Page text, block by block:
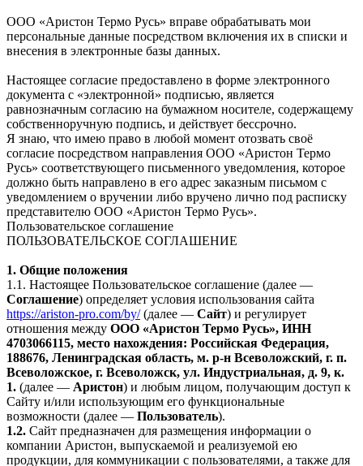
ООО «Аристон Термо Русь» вправе обрабатывать мои
персональные данные посредством включения их в списки и
внесения в электронные базы данных.
Настоящее согласие предоставлено в форме электронного
документа с «электронной» подписью, является
равнозначным согласию на бумажном носителе, содержащему
собственноручную подпись, и действует бессрочно.
Я знаю, что имею право в любой момент отозвать своё
согласие посредством направления ООО «Аристон Термо
Русь» соответствующего письменного уведомления, которое
должно быть направлено в его адрес заказным письмом с
уведомлением о вручении либо вручено лично под расписку
представителю ООО «Аристон Термо Русь».
Пользовательское соглашение
ПОЛЬЗОВАТЕЛЬСКОЕ СОГЛАШЕНИЕ
1. Общие положения
1.1. Настоящее Пользовательское соглашение (далее —
Соглашение) определяет условия использования сайта
https://ariston-pro.com/by/(далее — Сайт) и регулирует
отношения между ООО «Аристон Термо Русь», ИНН
4703066115, место нахождения: Российская Федерация,
188676, Ленинградская область, м. р-н Всеволожский, г. п.
Всеволожское, г. Всеволожск, ул. Индустриальная, д. 9, к.
1. (далее — Аристон) и любым лицом, получающим доступ к
Сайту и/или использующим его функциональные
возможности (далее — Пользователь).
1.2. Сайт предназначен для размещения информации о
компании Аристон, выпускаемой и реализуемой ею
продукции, для коммуникации с пользователями, а также для